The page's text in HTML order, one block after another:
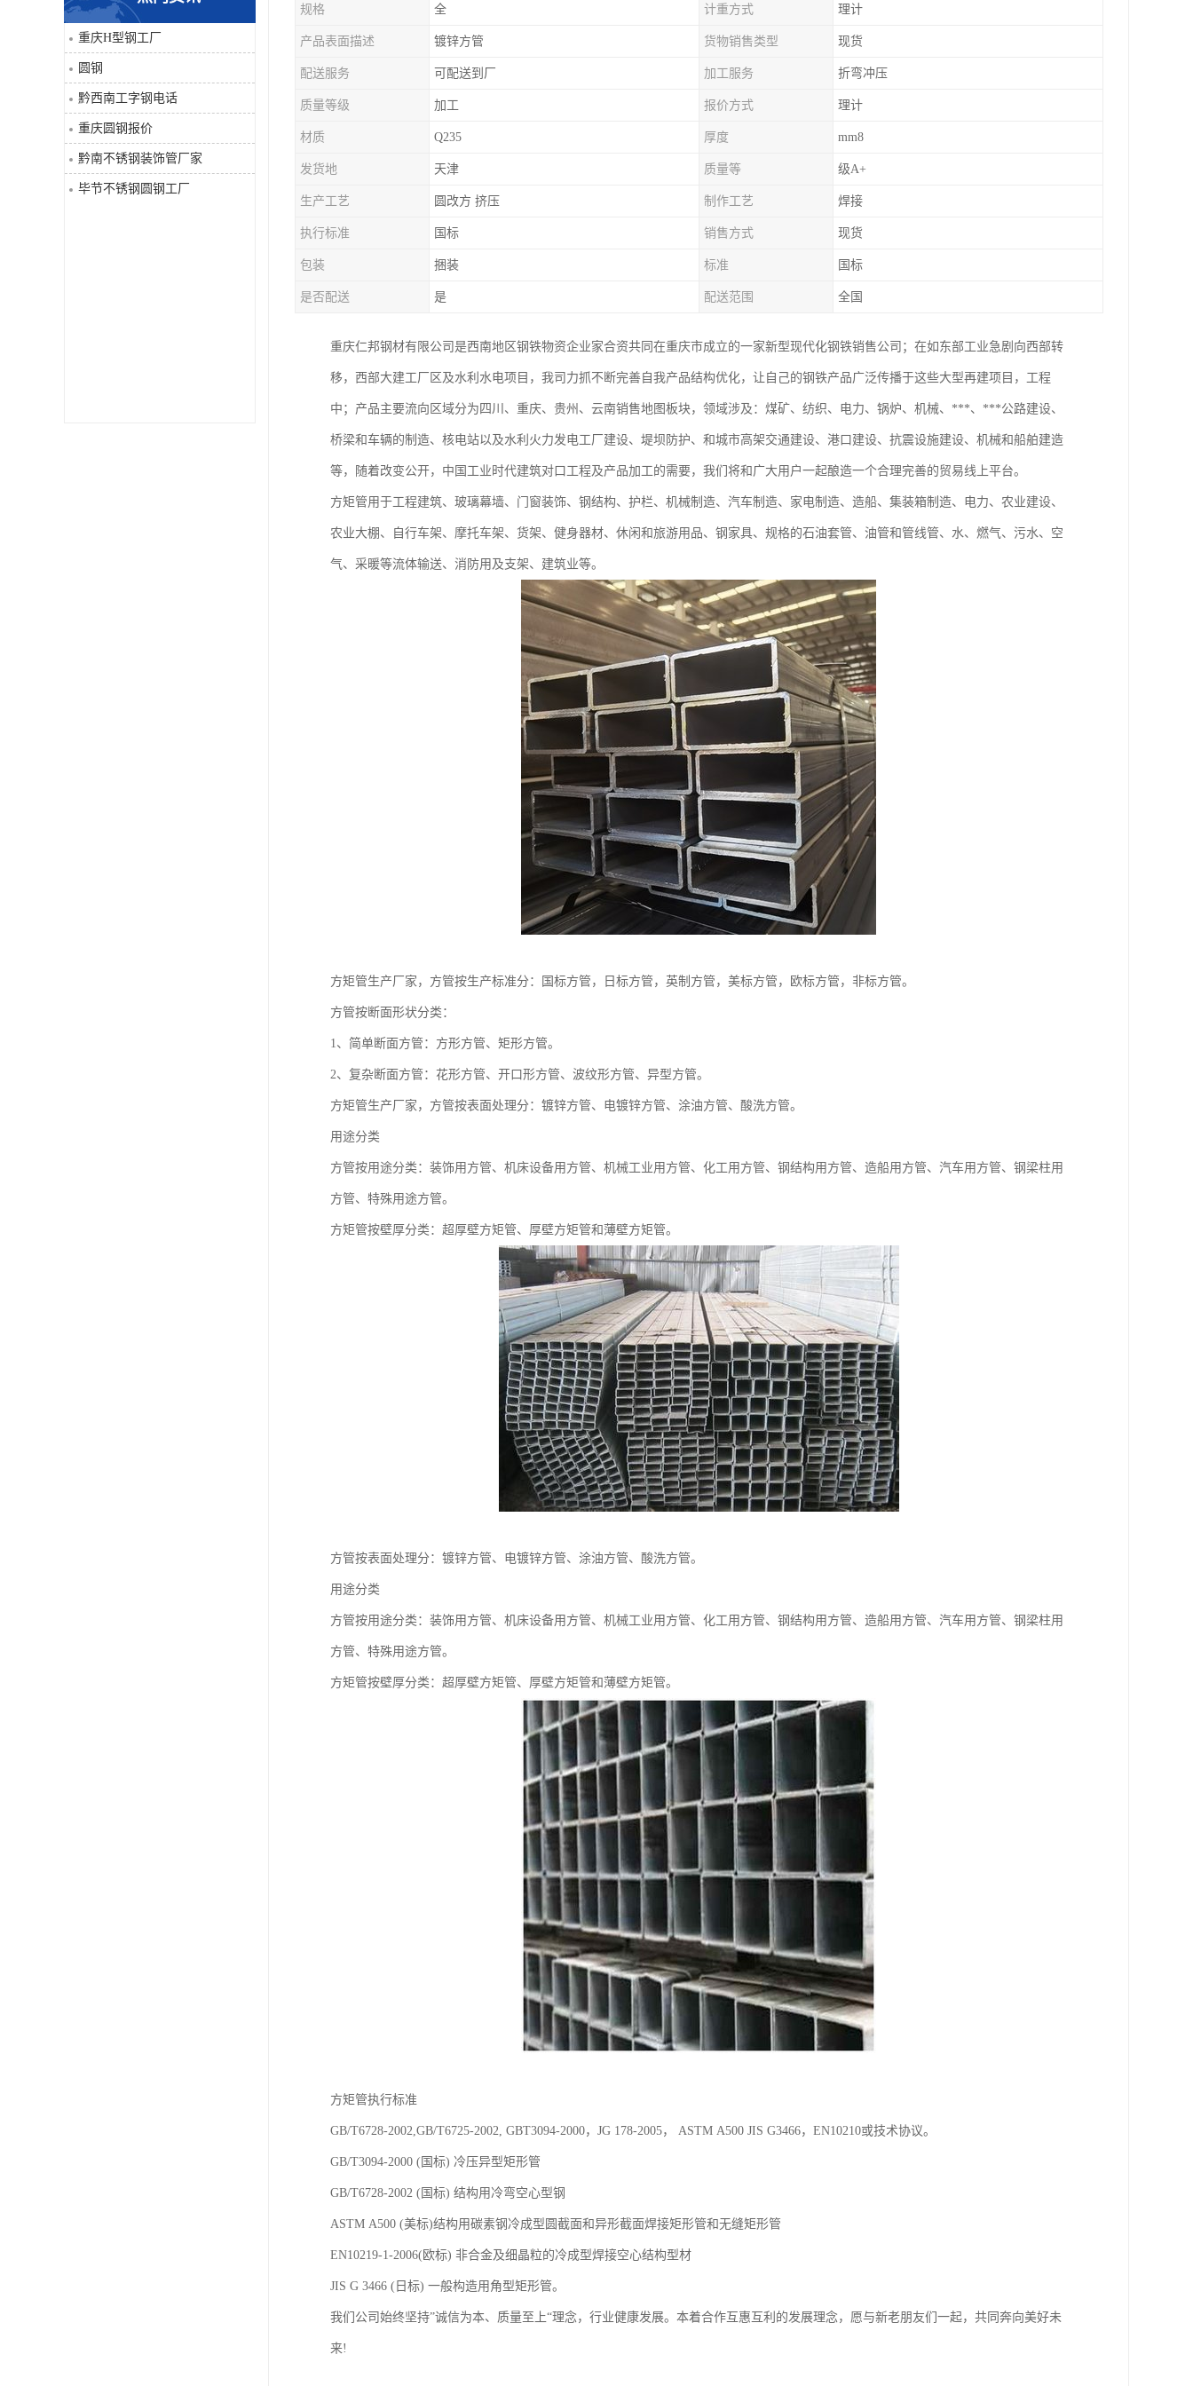
角钢
焊管
工字钢
H型钢
重庆H型钢工厂
圆钢
黔西南工字钢电话
重庆圆钢报价
黔南不锈钢装饰管厂家
毕节不锈钢圆钢工厂
规格 全 计重方式 理计
产品表面描述 镀锌方管 货物销售类型 现货
配送服务 可配送到厂 加工服务 折弯冲压
质量等级 加工 报价方式 理计
材质 Q235 厚度 mm8
发货地 天津 质量等 级A+
生产工艺 圆改方 挤压 制作工艺 焊接
执行标准 国标 销售方式 现货
包装 捆装 标准 国标
是否配送 是 配送范围 全国
重庆仁邦钢材有限公司是西南地区钢铁物资企业家合资共同在重庆市成立的一家新型现代化钢铁销售公司；在如东部工业急剧向西部转
移，西部大建工厂区及水利水电项目，我司力抓不断完善自我产品结构优化，让自己的钢铁产品广泛传播于这些大型再建项目，工程
中；产品主要流向区域分为四川、重庆、贵州、云南销售地图板块，领域涉及：煤矿、纺织、电力、锅炉、机械、***、***公路建设、
桥梁和车辆的制造、核电站以及水利火力发电工厂建设、堤坝防护、和城市高架交通建设、港口建设、抗震设施建设、机械和船舶建造
等，随着改变公开，中国工业时代建筑对口工程及产品加工的需要，我们将和广大用户一起酿造一个合理完善的贸易线上平台。
方矩管用于工程建筑、玻璃幕墙、门窗装饰、钢结构、护栏、机械制造、汽车制造、家电制造、造船、集装箱制造、电力、农业建设、
农业大棚、自行车架、摩托车架、货架、健身器材、休闲和旅游用品、钢家具、规格的石油套管、油管和管线管、水、燃气、污水、空
气、采暖等流体输送、消防用及支架、建筑业等。
方矩管生产厂家，方管按生产标准分：国标方管，日标方管，英制方管，美标方管，欧标方管，非标方管。
方管按断面形状分类：
1、简单断面方管：方形方管、矩形方管。
2、复杂断面方管：花形方管、开口形方管、波纹形方管、异型方管。
方矩管生产厂家，方管按表面处理分：镀锌方管、电镀锌方管、涂油方管、酸洗方管。
用途分类
方管按用途分类：装饰用方管、机床设备用方管、机械工业用方管、化工用方管、钢结构用方管、造船用方管、汽车用方管、钢梁柱用
方管、特殊用途方管。
方矩管按壁厚分类：超厚壁方矩管、厚壁方矩管和薄壁方矩管。
方管按表面处理分：镀锌方管、电镀锌方管、涂油方管、酸洗方管。
用途分类
方管按用途分类：装饰用方管、机床设备用方管、机械工业用方管、化工用方管、钢结构用方管、造船用方管、汽车用方管、钢梁柱用
方管、特殊用途方管。
方矩管按壁厚分类：超厚壁方矩管、厚壁方矩管和薄壁方矩管。
方矩管执行标准
GB/T6728-2002,GB/T6725-2002, GBT3094-2000，JG 178-2005， ASTM A500 JIS G3466，EN10210或技术协议。
GB/T3094-2000 (国标) 冷压异型矩形管
GB/T6728-2002 (国标) 结构用冷弯空心型钢
ASTM A500 (美标)结构用碳素钢冷成型圆截面和异形截面焊接矩形管和无缝矩形管
EN10219-1-2006(欧标) 非合金及细晶粒的冷成型焊接空心结构型材
JIS G 3466 (日标) 一般构造用角型矩形管。
我们公司始终坚持”诚信为本、质量至上“理念，行业健康发展。本着合作互惠互利的发展理念，愿与新老朋友们一起，共同奔向美好未
来!